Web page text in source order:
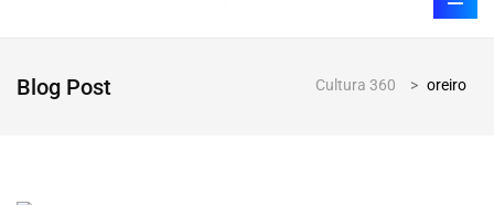
Blog Post Cultura 360 > oreiro